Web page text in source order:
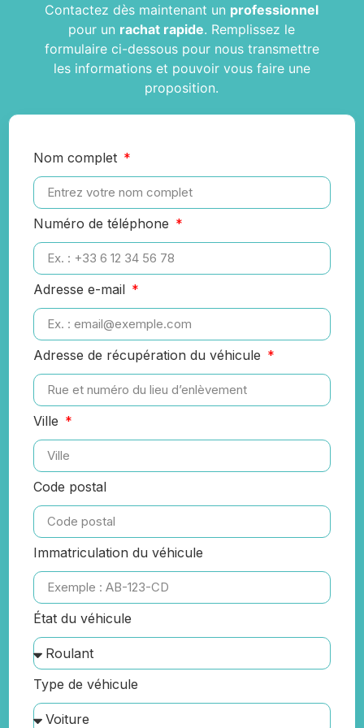
Contactez dès maintenant un professionnel
pour un rachat rapide. Remplissez le
formulaire ci-dessous pour nous transmettre
les informations et pouvoir vous faire une
proposition.
Nom complet
Numéro de téléphone
Adresse e-mail
Adresse de récupération du véhicule
Ville
Code postal
Immatriculation du véhicule
État du véhicule
Type de véhicule